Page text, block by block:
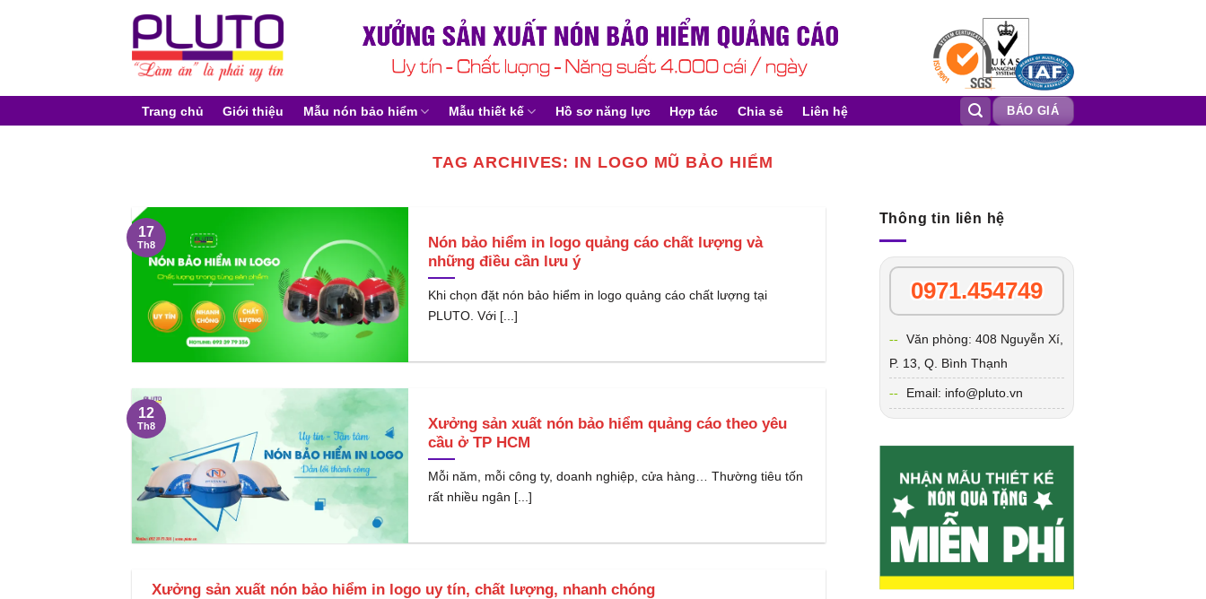
Trang chủ Giới thiệu Mẫu nón bảo hiểm Mẫu thiết kế Hồ sơ năng lực Hợp tác Chia sẻ Liên hệ BÁO GIÁ
TAG ARCHIVES: IN LOGO MŨ BẢO HIỂM
Nón bảo hiểm in logo quảng cáo chất lượng và
những điều cần lưu ý
Khi chọn đặt nón bảo hiểm in logo quảng cáo chất lượng tại
PLUTO. Với [...]
17
Th8
Xưởng sản xuất nón bảo hiểm quảng cáo theo yêu
cầu ở TP HCM
Mỗi năm, mỗi công ty, doanh nghiệp, cửa hàng… Thường tiêu tốn
rất nhiều ngân [...]
12
Th8
Xưởng sản xuất nón bảo hiểm in logo uy tín, chất lượng, nhanh chóng
Thông tin liên hệ
0971.454749
Văn phòng: 408 Nguyễn Xí,
P. 13, Q. Bình Thạnh
Email: info@pluto.vn